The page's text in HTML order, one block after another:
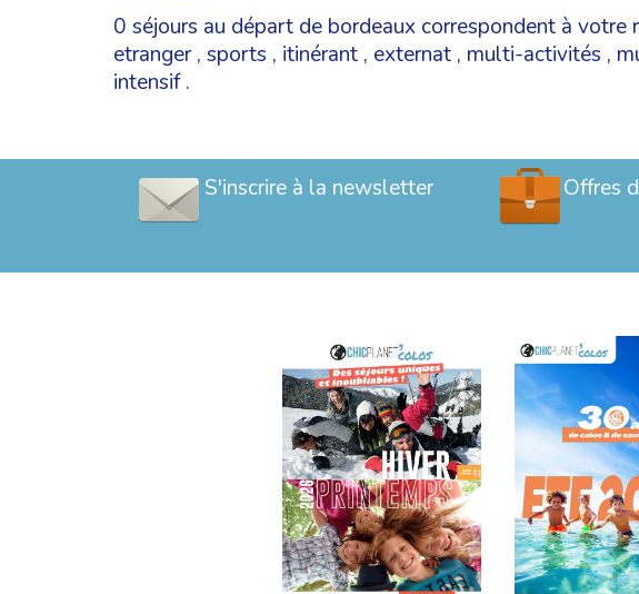
0 séjours au départ de bordeaux correspondent à votre
etranger, sports , itinérant , externat , multi-activités ,
intensif.
S'inscrire à la newsletter Offres